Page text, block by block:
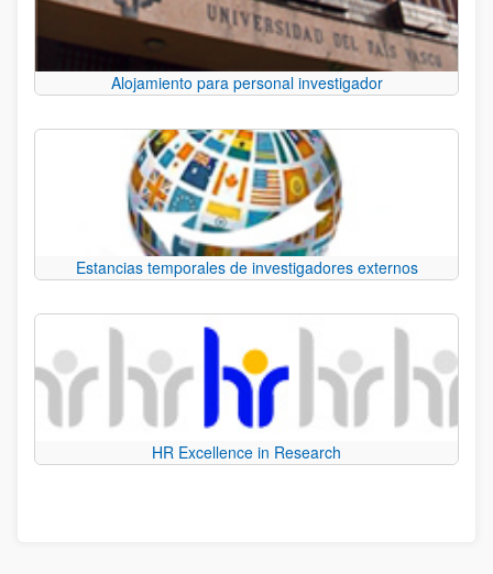
Alojamiento para personal investigador
Estancias temporales de investigadores externos
HR Excellence in Research